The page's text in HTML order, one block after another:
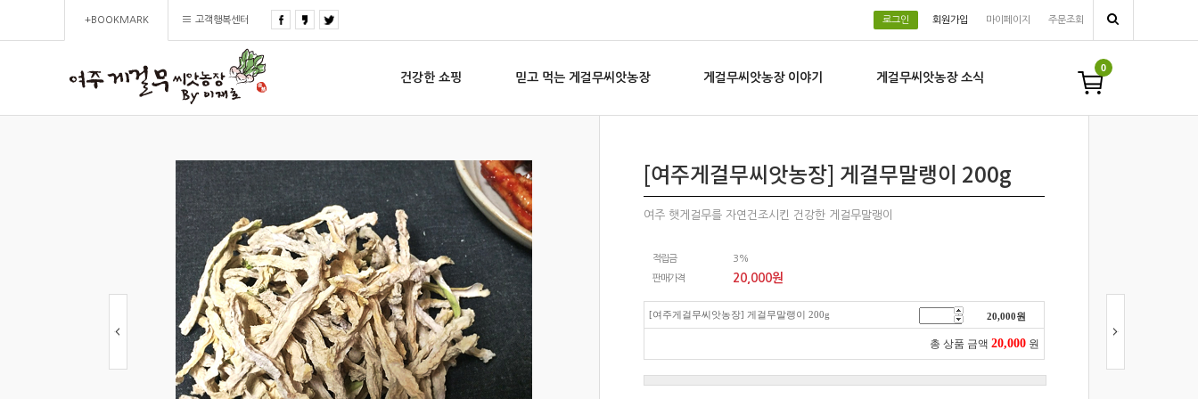
+BOOKMARK 고객행복센터 로그인 회원가입 마이페이지 주문조회
건강한 쇼핑 믿고 먹는 게걸무씨앗농장 게걸무씨앗농장 이야기 게걸무씨앗농장 소식
0
[여주게걸무씨앗농장] 게걸무말랭이 200g
여주 햇게걸무를 자연건조시킨 건강한 게걸무말랭이
적립금
3%
판매가격
20,000원
[여주게걸무씨앗농장] 게걸무말랭이 200g 20,000원
총 상품 금액 20,000 원